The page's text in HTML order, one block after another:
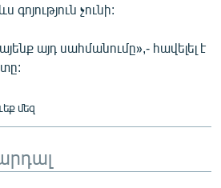
գոյություն չունի:
այդ սահմանումը»,- հավելել է
մեզ